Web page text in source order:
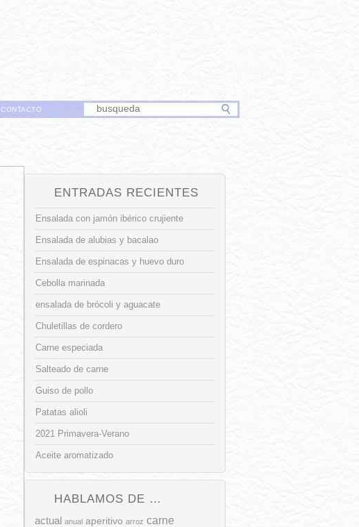
CONTACTO
ENTRADAS RECIENTES
Ensalada con jamón ibérico crujiente
Ensalada de alubias y bacalao
Ensalada de espinacas y huevo duro
Cebolla marinada
ensalada de brócoli y aguacate
Chuletillas de cordero
Carne especiada
Salteado de carne
Guiso de pollo
Patatas alioli
2021 Primavera-Verano
Aceite aromatizado
HABLAMOS DE …
actual anual aperitivo arroz carne